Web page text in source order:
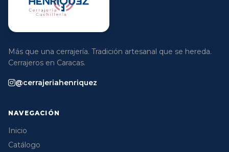
Más que una cerrajería. Tradición artesanal que se hereda.
Cerrajeros en Caracas.
@cerrajeriahenriquez
NAVEGACIÓN
Inicio
Catálogo